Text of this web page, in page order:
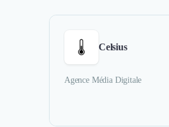
Celsius
Agence Média Digitale